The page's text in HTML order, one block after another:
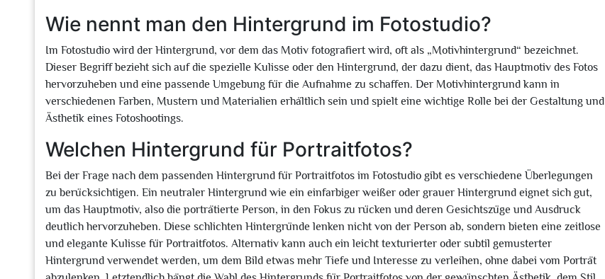
Wie nennt man den Hintergrund im Fotostudio?
Im Fotostudio wird der Hintergrund, vor dem das Motiv fotografiert wird, oft als „Motivhintergrund“ bezeichnet.
Dieser Begriff bezieht sich auf die spezielle Kulisse oder den Hintergrund, der dazu dient, das Hauptmotiv des Fotos
hervorzuheben und eine passende Umgebung für die Aufnahme zu schaffen. Der Motivhintergrund kann in
verschiedenen Farben, Mustern und Materialien erhältlich sein und spielt eine wichtige Rolle bei der Gestaltung und
Ästhetik eines Fotoshootings.
Welchen Hintergrund für Portraitfotos?
Bei der Frage nach dem passenden Hintergrund für Portraitfotos im Fotostudio gibt es verschiedene Überlegungen
zu berücksichtigen. Ein neutraler Hintergrund wie ein einfarbiger weißer oder grauer Hintergrund eignet sich gut,
um das Hauptmotiv, also die porträtierte Person, in den Fokus zu rücken und deren Gesichtszüge und Ausdruck
deutlich hervorzuheben. Diese schlichten Hintergründe lenken nicht von der Person ab, sondern bieten eine zeitlose
und elegante Kulisse für Portraitfotos. Alternativ kann auch ein leicht texturierter oder subtil gemusterter
Hintergrund verwendet werden, um dem Bild etwas mehr Tiefe und Interesse zu verleihen, ohne dabei vom Porträt